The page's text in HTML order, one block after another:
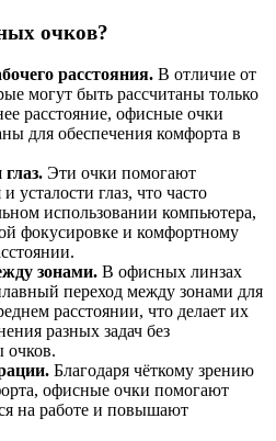
очков?
расстояния. В отличие от
могут быть рассчитаны только
расстояние, офисные очки
для обеспечения комфорта в
Эти очки помогают
усталости глаз, что часто
использовании компьютера,
фокусировке и комфортному
зонами. В офисных линзах
переход между зонами для
расстоянии, что делает их
разных задач без
очков.
Благодаря чёткому зрению
офисные очки помогают
на работе и повышают